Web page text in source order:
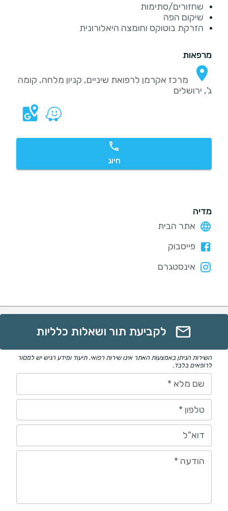
שחזורים/סתימות
שיקום הפה
הזרקת בוטוקס וחומצה היאלורונית
מרפאות
מרכז אקרמן לרפואת שיניים, קניון מלחה, קומה
ג', ירושלים
חיוג
מדיה
אתר הבית
פייסבוק
אינסטגרם
לקביעת תור ושאלות כלליות
השירות הניתן באמצעות האתר אינו שירות רפואי. תיעוד ומידע רגיש יש למסור
לרופאים בלבד.
שם מלא *
טלפון *
דוא"ל
הודעה *